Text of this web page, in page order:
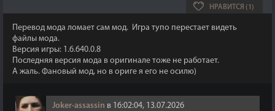
НРАВИТСЯ (1)
Перевод мода ломает сам мод. Игра тупо перестает видеть
файлы мода.
Версия игры: 1.6.640.0.8
Последняя версия мода в оригинале тоже не работает.
А жаль. Фановый мод, но в ориге я его не осилю)
Joker-assassin в 16:02:04, 13.07.2026